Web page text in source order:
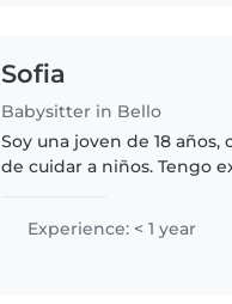
Sofia
Babysitter in Bello
Soy una joven de 18
de cuidar a niños. Tengo
Experience: < 1 year